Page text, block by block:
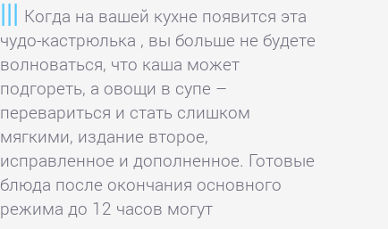
Когда на вашей кухне появится эта
чудо-кастрюлька , вы больше не будете
волноваться, что каша может
подгореть, а овощи в супе –
перевариться и стать слишком
мягкими, издание второе,
исправленное и дополненное. Готовые
блюда после окончания основного
режима до 12 часов могут